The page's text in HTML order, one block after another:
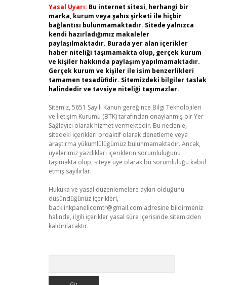
Yasal Uyarı: Bu internet sitesi, herhangi bir
marka, kurum veya şahıs şirketi ile hiçbir
bağlantısı bulunmamaktadır. Sitede yalnızca
kendi hazırladığımız makaleler
paylaşılmaktadır. Burada yer alan içerikler
haber niteliği taşımamakta olup, gerçek kurum
ve kişiler hakkında paylaşım yapılmamaktadır.
Gerçek kurum ve kişiler ile isim benzerlikleri
tamamen tesadüfidir. Sitemizdeki bilgiler taslak
halindedir ve tavsiye niteliği taşımazlar.
Sitemiz, 5651 Sayılı Kanun gereğince Bilgi Teknolojileri
ve İletişim Kurumu (BTK) tarafından onaylanmış bir Yer
Sağlayıcı olarak hizmet vermektedir. Bu nedenle,
sitedeki içerikleri proaktif olarak denetleme veya
araştırma yükümlülüğümüz bulunmamaktadır. Ancak,
üyelerimiz yazdıkları içeriklerin sorumluluğunu
taşımakta olup, siteye üye olarak bu sorumluluğu kabul
etmiş sayılırlar.
Hukuka ve yasal düzenlemelere aykırı olduğunu
düşündüğünüz içerikleri,
backlinkpanelicomtr@gmail.com adresine bildirmeniz
halinde, ilgili içerikler yasal süre içerisinde sitemizden
kaldırılacaktır.